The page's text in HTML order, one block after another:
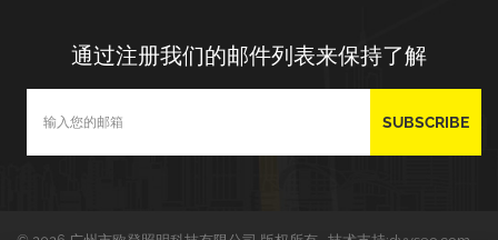
通过注册我们的邮件列表来保持了解